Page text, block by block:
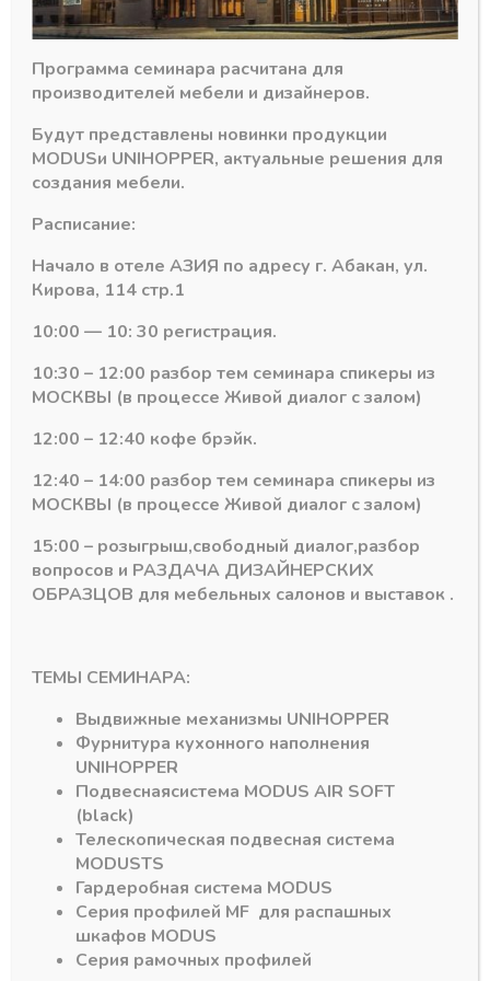
5,8
Похожие товары
Шампань ШЛИФОВАННАЯ(А59)
верхний профиль
ШЛИФОВАННАЯ
RAUM 5,8м
701,89₽
Артикул:
Шампань ШЛИФОВАННАЯ(А59)
ШЛИФОВАННАЯ
RAUM 5,8 м
1196,95₽
#MODUS 6 #Система DTC
Программа семинара расчитана для
производителей мебели и дизайнеров.
Будут представлены новинки продукции
MODUSи UNIHOPPER, актуальные решения для
создания мебели.
Расписание:
Начало в отеле АЗИЯ по адресу г. Абакан, ул.
Кирова, 114 стр.1
10:00 — 10: 30 регистрация.
10:30 – 12:00 разбор тем семинара спикеры из
МОСКВЫ (в процессе Живой диалог с залом)
12:00 – 12:40 кофе брэйк.
12:40 – 14:00 разбор тем семинара спикеры из
МОСКВЫ (в процессе Живой диалог с залом)
15:00 – розыгрыш,свободный диалог,разбор
вопросов и РАЗДАЧА ДИЗАЙНЕРСКИХ
ОБРАЗЦОВ для мебельных салонов и выставок .
ТЕМЫ СЕМИНАРА:
Выдвижные механизмы UNIHOPPER
Фурнитура кухонного наполнения
UNIHOPPER
Подвеснаясистема MODUS AIR SOFT
(black)
Телескопическая подвесная система
MODUSTS
Гардеробная система MODUS
Серия профилей MF для распашных
шкафов MODUS
Серия рамочных профилей